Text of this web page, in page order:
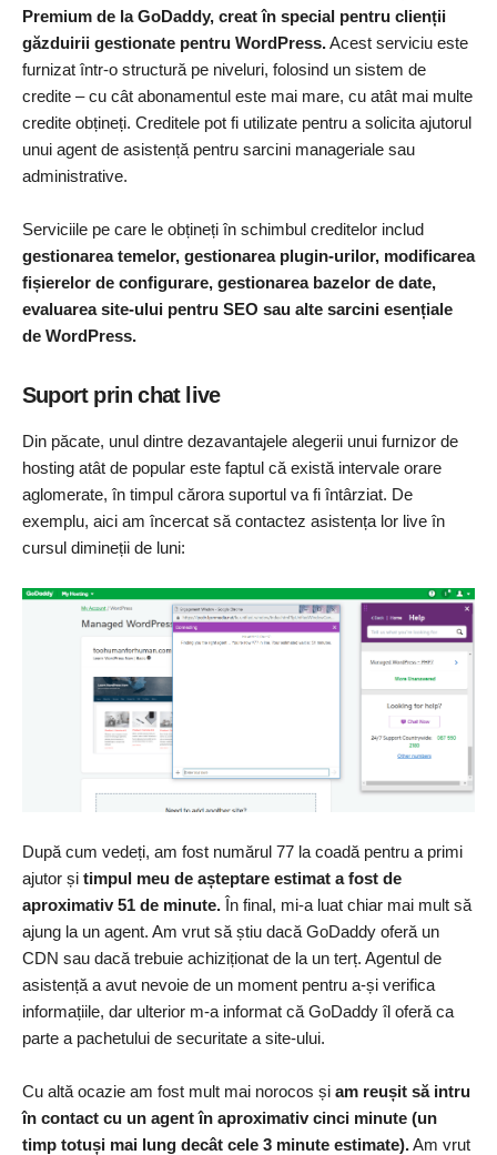
Premium de la GoDaddy, creat în special pentru clienții
găzduirii gestionate pentru WordPress.Acest serviciu este
furnizat într-o structură pe niveluri, folosind un sistem de
credite – cu cât abonamentul este mai mare, cu atât mai multe
credite obțineți. Creditele pot fi utilizate pentru a solicita ajutorul
unui agent de asistență pentru sarcini manageriale sau
administrative.
Serviciile pe care le obțineți în schimbul creditelor includ
gestionarea temelor, gestionarea plugin-urilor, modificarea
fișierelor de configurare, gestionarea bazelor de date,
evaluarea site-ului pentru SEO sau alte sarcini esențiale
de WordPress.
Suport prin chat live
Din păcate, unul dintre dezavantajele alegerii unui furnizor de
hosting atât de popular este faptul că există intervale orare
aglomerate, în timpul cărora suportul va fi întârziat. De
exemplu, aici am încercat să contactez asistența lor live în
cursul dimineții de luni:
După cum vedeți, am fost numărul 77 la coadă pentru a primi
ajutor și timpul meu de așteptare estimat a fost de
aproximativ 51 de minute. În final, mi-a luat chiar mai mult să
ajung la un agent. Am vrut să știu dacă GoDaddy oferă un
CDN sau dacă trebuie achiziționat de la un terț. Agentul de
asistență a avut nevoie de un moment pentru a-și verifica
informațiile, dar ulterior m-a informat că GoDaddy îl oferă ca
parte a pachetului de securitate a site-ului.
Cu altă ocazie am fost mult mai norocos și am reușit să intru
în contact cu un agent în aproximativ cinci minute (un
timp totuși mai lung decât cele 3 minute estimate).Am vrut